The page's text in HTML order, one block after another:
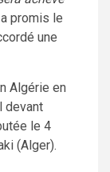
a promis le
une
Algérie en
devant
le 4
(Alger).